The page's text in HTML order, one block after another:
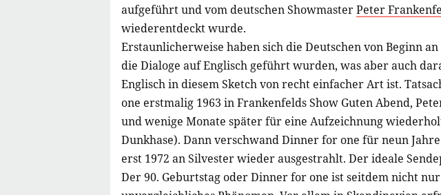
aufgeführt und vom deutschen ShowmasterPeter
wiederentdeckt wurde.
Erstaunlicherweise haben sich die Deutschen von Beginn
die Dialoge auf Englisch geführt wurden, was aber auch
Englisch in diesem Sketch von recht einfacher Art ist.
one erstmalig 1963 in Frankenfelds Show Guten Abend,
und wenige Monate später für eine Aufzeichnung
Dunkhase). Dann verschwand Dinner for one für neun
erst 1972 an Silvester wieder ausgestrahlt. Der ideale
Der 90. Geburtstag oder Dinner for one ist seitdem nicht